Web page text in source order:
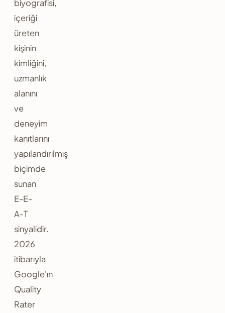
biyografisi,
içeriği
üreten
kişinin
kimliğini,
uzmanlık
alanını
ve
deneyim
kanıtlarını
yapılandırılmış
biçimde
sunan
E-E-
A-T
sinyalidir.
2026
itibarıyla
Google'ın
Quality
Rater